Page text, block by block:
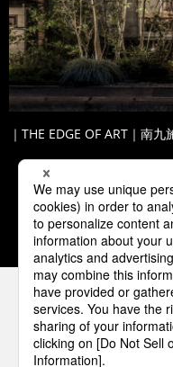
｜THE EDGE OF ART｜南
1 2
パナソニックの